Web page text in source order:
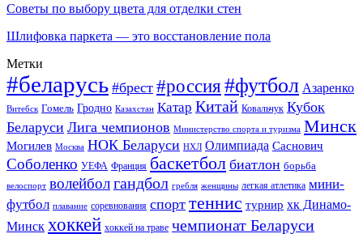
Советы по выбору цвета для отделки стен
Шлифовка паркета — это восстановление пола
Метки
#беларусь #брест #россия#футбол Азаренко
Витебск Гомель Гродно Казахстан Катар Китай Ковальчук Кубок
Беларуси Лига чемпионов Министерство спорта и туризма Минск
Могилев Москва НОК Беларуси НХЛ Олимпиада Саснович
Соболенко УЕФА Франция баскетбол биатлон борьба
велоспорт волейболгандбол гребля женщины легкая атлетика мини-
футбол плавание соревнования спорт теннис турнир хк Динамо-
Минск хоккей хоккей на траве чемпионат Беларуси